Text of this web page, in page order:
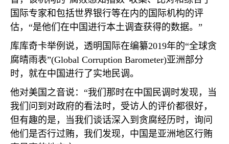
国际专家和包括世界银行等在内的国际机构的评
估，“是他们在中国进行本土调查获得的数据。”
库库奇卡举例说，透明国际在编纂2019年的“全球贪
腐晴雨表”(Global Corruption Barometer)亚洲部分
时，就在中国进行了实地民调。
他对美国之音说：“我们那时在中国民调时发现，当
我们问到对政府的看法时，受访人的评价都很好，
但有趣的是，当我们谈话深入到贪腐经历时，询问
他们是否行过贿，我们发现，中国是亚洲地区行贿